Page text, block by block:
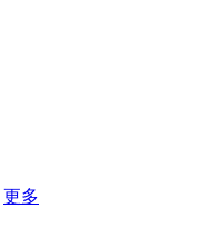
更多